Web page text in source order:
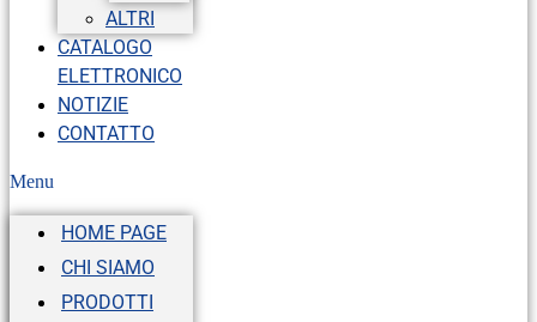
ALTRI
CATALOGO
ELETTRONICO
NOTIZIE
CONTATTO
Menu
HOME PAGE
CHI SIAMO
PRODOTTI